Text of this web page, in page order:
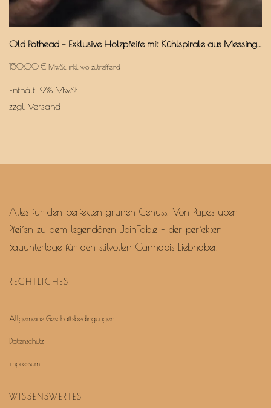
Old Pothead – Exklusive Holzpfeife mit Kühlspirale aus Messing & Aktivkohlefilter
150,00 € MwSt. inkl. wo zutreffend
Enthält 19% MwSt.
zzgl. Versand
Alles für den perfekten grünen Genuss. Von Papes über
Pfeifen zu dem legendären JoinTable – der perfekten
Bauunterlage für den stilvollen Cannabis Liebhaber.
RECHTLICHES
Allgemeine Geschäftsbedingungen
Datenschutz
Impressum
WISSENSWERTES